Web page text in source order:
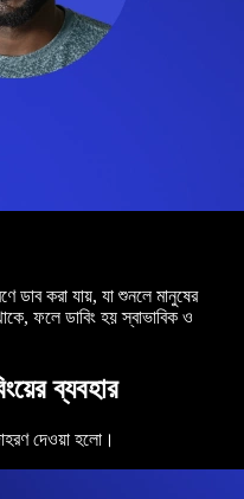
করা যায়, যা শুনলে মানুষের
ফলে ডাবিং হয় স্বাভাবিক ও
ব্যবহার
দেওয়া হলো।